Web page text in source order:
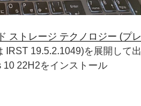
ストレージ テクノロジー (プレ
IRST 19.5.2.1049)を展開して出
22H2をインストール